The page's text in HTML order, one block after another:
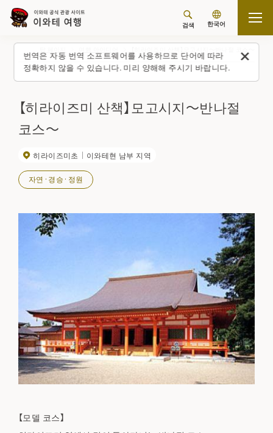
번역은 자동 번역 소프트웨어를 사용하므로 단어에 따라
정확하지 않을 수 있습니다. 미리 양해해 주시기 바랍니다.
검색 한국어
【히라이즈미 산책】모고시지～반나절
코스～
히라이즈미초 이와테현 남부 지역
자연·경승·정원
【모델 코스】